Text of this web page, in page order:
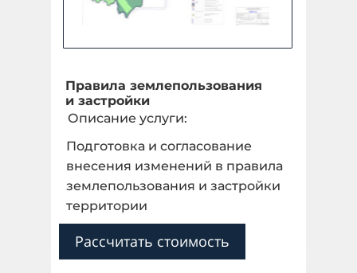
Правила землепользования
и застройки
Описание услуги:
Подготовка и согласование
внесения изменений в правила
землепользования и застройки
территории
Рассчитать стоимость